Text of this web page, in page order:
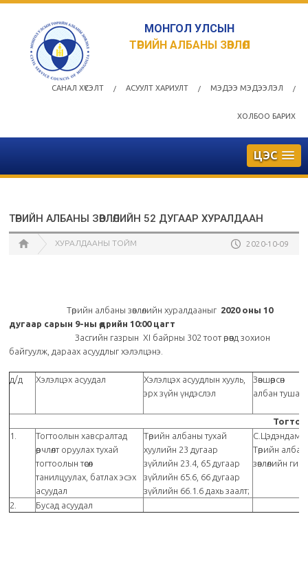
МОНГОЛ УЛСЫН
ТӨРИЙН АЛБАНЫ ЗӨВЛӨЛ
САНАЛ ХҮСЭЛТ / АСУУЛТ ХАРИУЛТ / МЭДЭЭ МЭДЭЭЛЭЛ /
ХОЛБОО БАРИХ
ЦЭС
ТӨРИЙН АЛБАНЫ ЗӨВЛӨЛИЙН 52 ДУГААР ХУРАЛДААН
ХУРАЛДААНЫ ТОЙМ 2020-10-09
Төрийн албаны зөвлөлийн хуралдааныг 2020 оны 10
дугаар сарын 9-ны өдрийн 10:00цагт
Засгийн газрын XI байрны 302 тоот өрөөнд зохион
байгуулж, дараах асуудлыг хэлэлцэнэ.
д/д Хэлэлцэх асуудал
Хэлэлцэх асуудлын хууль,
эрх зүйн үндэслэл
Зөвшөөрсөн
албан
1.
Тогтоолын хавсралтад
өөрчлөлт оруулах тухай
тогтоолын төсөл
танилцуулах, батлах эсэх
асуудал
Төрийн албаны тухай
хуулийн 23 дугаар
зүйлийн 23.4, 65 дугаар
зүйлийн 65.6, 66 дугаар
зүйлийн 66.1.6 дахь заалт;
Төрийн
зөвлөлийн
2. Бусад асуудал